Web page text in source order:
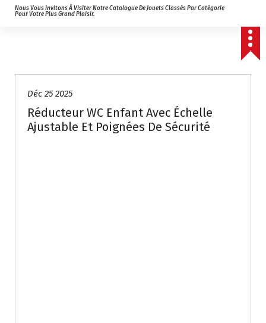
Nous Vous Invitons À Visiter Notre Catalogue De Jouets Classés Par Catégorie
Pour Votre Plus Grand Plaisir.
Déc 25 2025
Réducteur WC Enfant Avec Échelle
Ajustable Et Poignées De Sécurité